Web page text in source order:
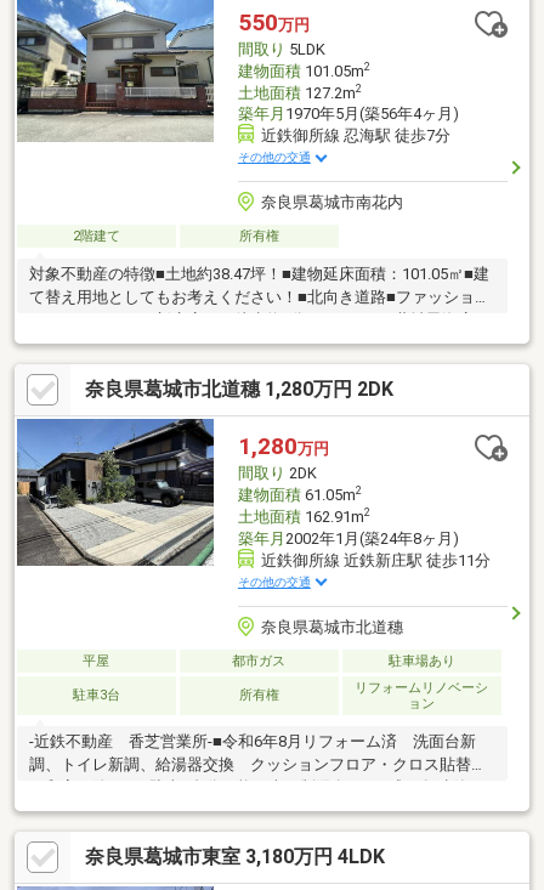
は、物件を見るだけでも大歓迎です！ 時間をかけて自分に合った
家はどんな家なのか、一緒に探して行きましょう！◆お問合せお
待ちしております◆
550万円
間取り 5LDK
建物面積101.05m2
土地面積127.2m2
築年月 1970年5月(築56年4ヶ月)
近鉄御所線 忍海駅 徒歩7分
その他の交通
奈良県葛城市南花内
2階建て 所有権
対象不動産の特徴■土地約38.47坪！■建物延床面積：101.05㎡■建
て替え用地としてもお考えください！■北向き道路■ファッション
で徒歩約6分！■セブンイレブン葛城南花内まで徒歩約6分！■ドラ
ックストアコスモス南花内店まで徒歩約7分！■オークワ葛城忍海
店まで徒歩約8分！■ファミリーマート葛城忍海店まで徒歩約8
分！■近鉄御所線「御所」駅まで徒歩約7分！■物件のご内覧や何
かご不明な点等ございましたら、担当：岩切までご連絡お願いい
たします。直通：070-1338-9188、フリーコール：0120-270-272
奈良県葛城市北道穗 1,280万円 2DK
1,280万円
間取り 2DK
建物面積61.05m2
土地面積162.91m2
築年月 2002年1月(築24年8ヶ月)
近鉄御所線 近鉄新庄駅 徒歩11分
その他の交通
奈良県葛城市北道穗
平屋 都市ガス 駐車場あり
駐車3台 所有権
リフォームリノベーシ
ョン
-近鉄不動産 香芝営業所-■令和6年8月リフォーム済 洗面台新
調、トイレ新調、給湯器交換 クッションフロア・クロス貼替
（和室を除く）■駐車3台分可能（車両制限有）■平成14年建築、
木造平屋建住宅■近鉄御所線「近鉄新庄」駅まで徒歩11分■道路と
の高低差が少ない物件です■お子様と一緒に縄跳びの練習やキャ
ッチボールなど、アクティブに遊び回れる広いお庭♪現地見学会
（事前に必ずお問い合わせください）日程／公開中■□■お気軽に
奈良県葛城市東室 3,180万円 4LDK